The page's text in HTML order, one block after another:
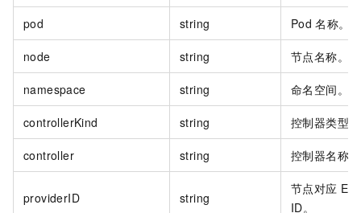
pod string Pod 名称。
node string 节点名称。
namespace string 命名空间。
controllerKind string 控制器类型。
controller string 控制器名称。
providerID string
节点对应
ID。